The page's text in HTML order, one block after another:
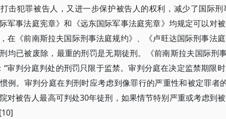
击犯罪被告人，又进一步保护被告人的权利，减少了国际刑
际军事法庭宪章》和《远东国际军事法庭宪章》均规定可以对
在《前南斯拉夫国际刑事法庭规约》、《卢旺达国际刑事法
均已被废除，最重的刑罚是无期徒刑。《前南斯拉夫国际刑
“审判分庭判处的刑罚只限于监禁。审判分庭在决定监禁期限
例。审判分庭在判刑时应考虑到像罪行的严重性和被定罪者
对被告人最高可判处30年徒刑，如果情节特别严重或考虑到